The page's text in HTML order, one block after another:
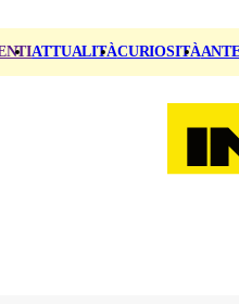
ATTUALITÀCURIOSITÀ